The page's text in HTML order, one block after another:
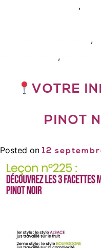
,
,
,
VOTRE
PINOT
Posted on 12